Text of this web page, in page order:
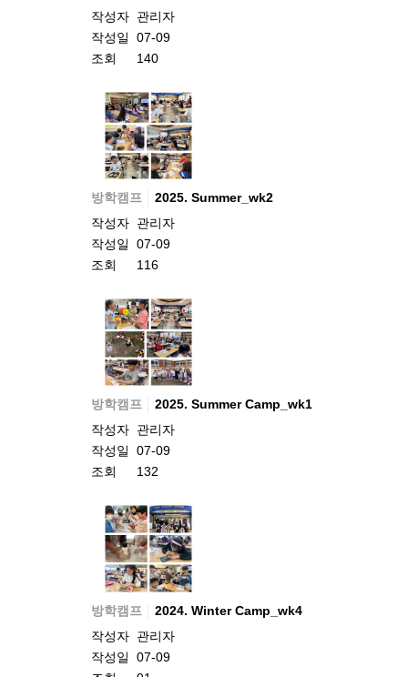
작성자 관리자
작성일
07-09
조회
140
방학캠프
2025. Summer_wk2
작성자 관리자
작성일
07-09
조회
116
방학캠프
2025. Summer Camp_wk1
작성자 관리자
작성일
07-09
조회
132
방학캠프
2024. Winter Camp_wk4
작성자 관리자
작성일
07-09